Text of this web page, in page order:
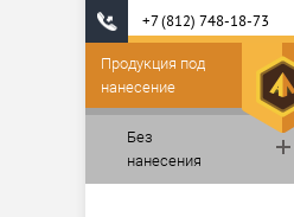
+7 (812) 748-18-73
Продукция под
нанесение
Без
нанесения